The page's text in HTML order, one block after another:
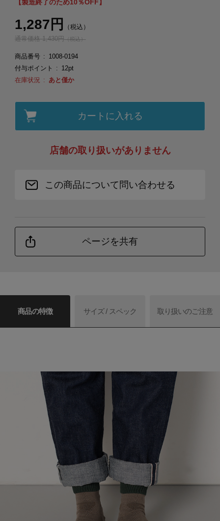
【製造終了のため10％OFF】
1,287円
（税込）
通常価格 1,430円（税込）
商品番号
1008-0194
付与ポイント
12pt
在庫状況
あと僅か
カートに入れる
店舗の取り扱いがありません
この商品について問い合わせる
ページを共有
商品の特徴 サイズ / スペック 取り扱いのご注意